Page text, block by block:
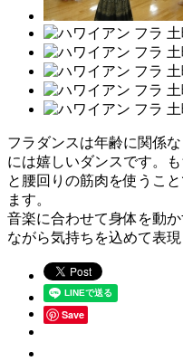
フラダンスは年齢に関係
には嬉しいダンスです。
と腰回りの筋肉を使うこ
ます。
音楽に合わせて身体を動
ながら気持ちを込めて表現
Save